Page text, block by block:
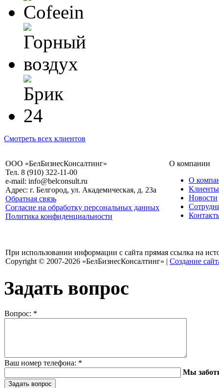
Смотреть всех клиентов
ООО «БелБизнесКонсалтинг»
Тел. 8 (910) 322-11-00
e-mail: info@belconsult.ru
Адрес: г. Белгород, ул. Академическая, д. 23а
Обратная связь
Согласие на обработку персональных данных
Политика конфиденциальности
О компании
О
Клиенты
Новости
При использовании информации с сайта прямая ссылка на
Copyright © 2007-2026 «БелБизнесКонсалтинг» | Создание
Задать вопрос
Вопрос: *
Ваш номер телефона: *
Мы